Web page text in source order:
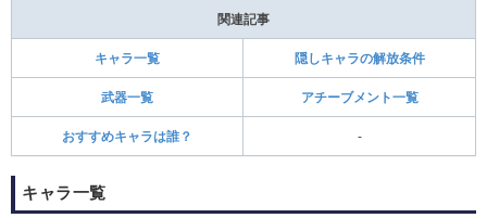
関連記事
キャラ一覧 隠しキャラの解放条件
武器一覧 アチーブメント一覧
おすすめキャラは誰？ -
キャラ一覧